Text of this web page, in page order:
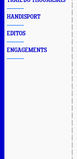
HANDISPORT
EDITOS
ENGAGEMENTS